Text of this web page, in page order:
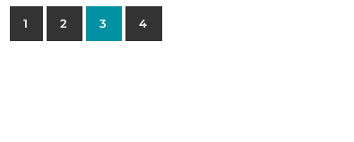
1 2 3 4